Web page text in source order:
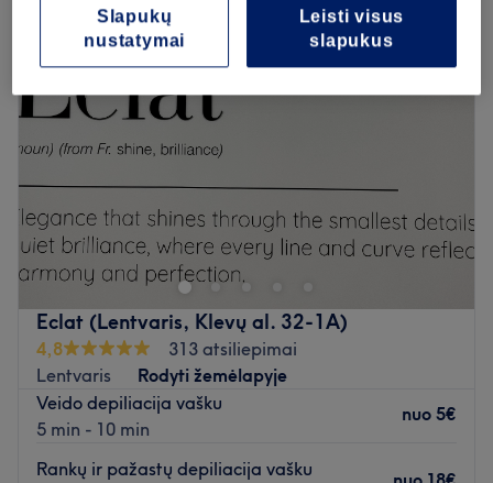
Eclat (Lentvaris, Klevų al. 32-1A)
4,8
313 atsiliepimai
Lentvaris
Rodyti žemėlapyje
Veido depiliacija vašku
5 min - 10 min
nuo 5€
Rankų ir pažastų depiliacija vašku
Leisti visus
slapukus
Slapukų
nustatymai